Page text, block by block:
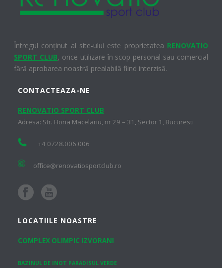
Întregul conținut al site-ului este proprietatea RENOVATIO
SPORT CLUB, orice utilizare în scop personal sau comercial
fără aprobarea noastră prealabilă fiind interzisă.
CONTACTEAZA-NE
RENOVATIO SPORT CLUB
Adresa: Str. Horia Macelariu, nr 29 – 31, Sector 1, Bucuresti
+4 0728.006.006
office@renovatiosportclub.ro
LOCATIILE NOASTRE
COMPLEX OLIMPIC IZVORANI
BAZINUL DE INOT PARADISUL VERDE